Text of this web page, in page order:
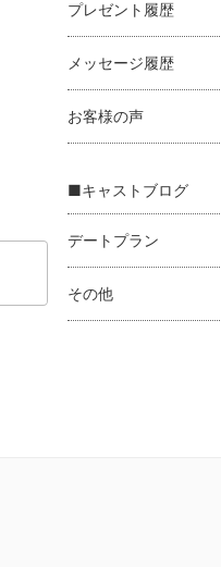
プレゼント履歴
メッセージ履歴
お客様の声
■キャストブログ
デートプラン
その他